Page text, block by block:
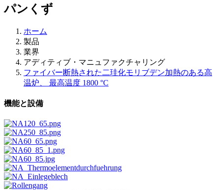
パンくず
ホーム
製品
業界
アディティブ・マニュファクチャリング
ファイバー断熱された二珪化モリブデン加熱のある高
温炉、 最高温度 1800 °C
機能と設備